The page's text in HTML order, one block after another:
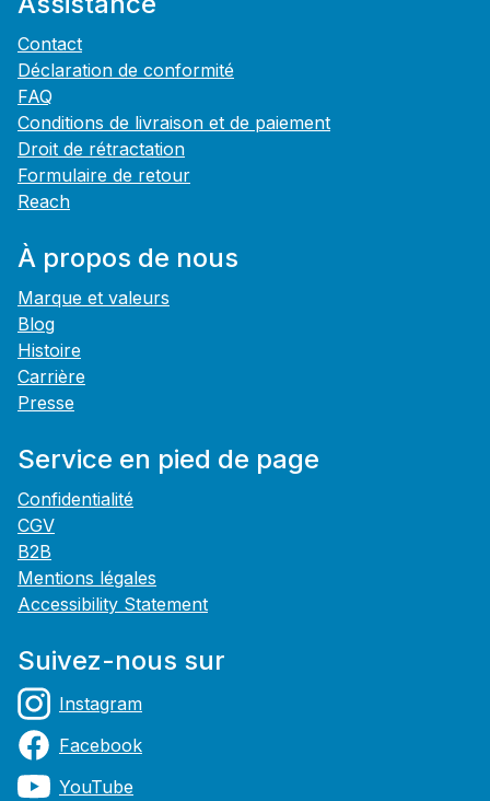
Contact
Déclaration de conformité
FAQ
Conditions de livraison et de paiement
Droit de rétractation
Formulaire de retour
Reach
À propos de nous
Marque et valeurs
Blog
Histoire
Carrière
Presse
Service en pied de page
Confidentialité
CGV
B2B
Mentions légales
Accessibility Statement
Suivez-nous sur
Instagram
Facebook
YouTube